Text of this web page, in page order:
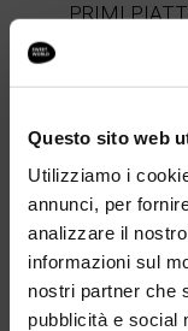
Questo sito web
Utilizziamo i
annunci, per
analizzare il
informazioni sul
nostri partner che
pubblicità e social
PRIMI
I MENÙ
DESSERT
“IL